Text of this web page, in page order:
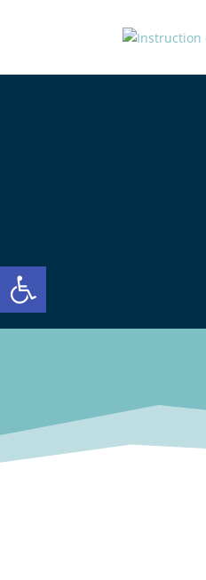
Ouvrir la barre d’outils